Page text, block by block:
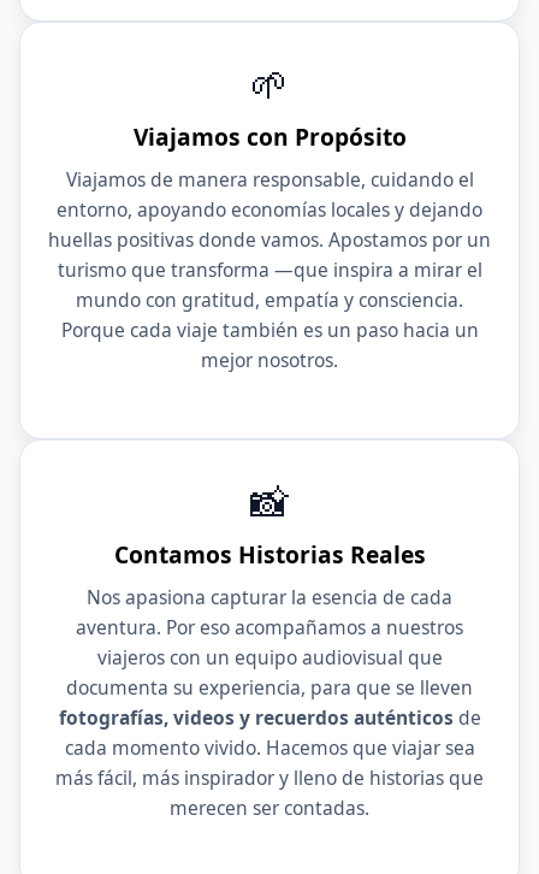
🌱
Viajamos con Propósito
Viajamos de manera responsable, cuidando el
entorno, apoyando economías locales y dejando
huellas positivas donde vamos. Apostamos por un
turismo que transforma —que inspira a mirar el
mundo con gratitud, empatía y consciencia.
Porque cada viaje también es un paso hacia un
mejor nosotros.
📸
Contamos Historias Reales
Nos apasiona capturar la esencia de cada
aventura. Por eso acompañamos a nuestros
viajeros con un equipo audiovisual que
documenta su experiencia, para que se lleven
fotografías, videos y recuerdos auténticos de
cada momento vivido. Hacemos que viajar sea
más fácil, más inspirador y lleno de historias que
merecen ser contadas.